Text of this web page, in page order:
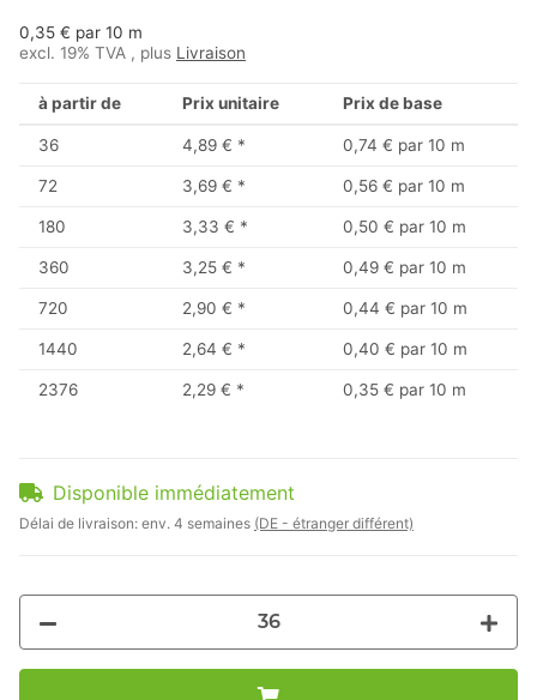
0,35 € par 10 m
excl. 19% TVA , plus Livraison
à partir de Prix unitaire Prix de base
36 4,89 € * 0,74 € par 10 m
72 3,69 € * 0,56 € par 10 m
180 3,33 € * 0,50 € par 10 m
360 3,25 € * 0,49 € par 10 m
720 2,90 € * 0,44 € par 10 m
1440 2,64 € * 0,40 € par 10 m
2376 2,29 € * 0,35 € par 10 m
Disponible immédiatement
Délai de livraison: env. 4 semaines (DE - étranger différent)